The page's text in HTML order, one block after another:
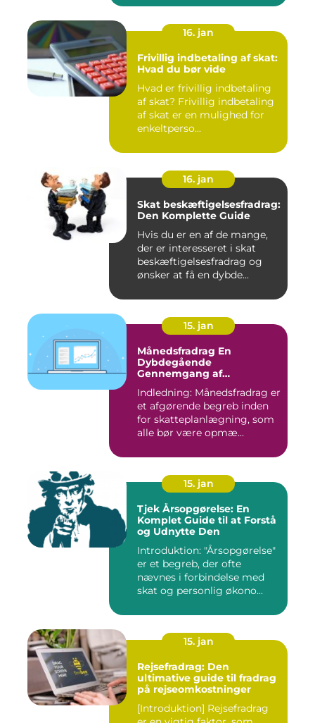
16. jan
Frivillig indbetaling af skat:
Hvad du bør vide
Hvad er frivillig indbetaling
af skat? Frivillig indbetaling
af skat er en mulighed for
enkeltperso...
16. jan
Skat beskæftigelsesfradrag:
Den Komplette Guide
Hvis du er en af de mange,
der er interesseret i skat
beskæftigelsesfradrag og
ønsker at få en dybde...
15. jan
Månedsfradrag En
Dybdegående
Gennemgang af
Indledning: Månedsfradrag er
et afgørende begreb inden
for skatteplanlægning, som
alle bør være opmæ...
15. jan
Tjek Årsopgørelse: En
Komplet Guide til at Forstå
og Udnytte Den
Introduktion: "Årsopgørelse"
er et begreb, der ofte
nævnes i forbindelse med
skat og personlig økono...
15. jan
Rejsefradrag: Den
ultimative guide til fradrag
på rejseomkostninger
[Introduktion] Rejsefradrag